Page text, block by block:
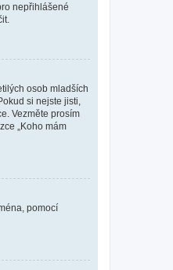
nepřihlášené
osob mladších
si nejste jisti,
Vezměte prosím
„Koho mám
pomocí